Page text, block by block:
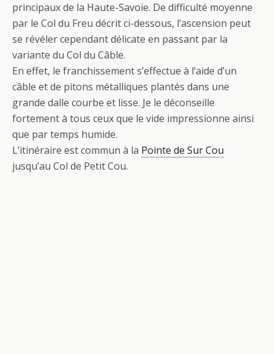
principaux de la Haute-Savoie. De difficulté moyenne
par le Col du Freu décrit ci-dessous, l’ascension peut
se révéler cependant délicate en passant par la
variante du Col du Câble.
En effet, le franchissement s’effectue à l’aide d’un
câble et de pitons métalliques plantés dans une
grande dalle courbe et lisse. Je le déconseille
fortement à tous ceux que le vide impressionne ainsi
que par temps humide.
L’itinéraire est commun à la Pointe de Sur Cou
jusqu’au Col de Petit Cou.